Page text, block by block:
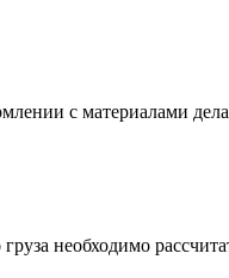
с материалами
необходимо